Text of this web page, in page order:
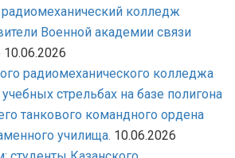
колледж
Военной академии связи
10.06.2026
радиомеханического колледжа
стрельбах на базе полигона
танкового командного ордена
училища. 10.06.2026